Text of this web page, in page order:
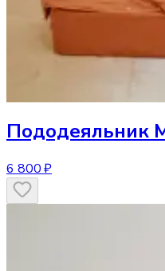
Пододеяльник
6 800 ₽